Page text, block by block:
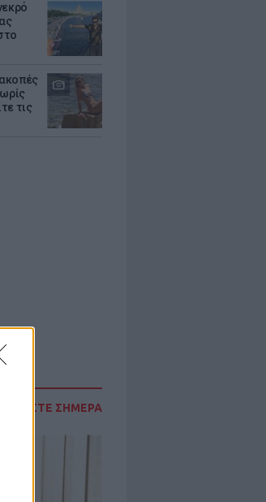
τις
ΔΙΑΒΑΣΤΕ ΣΗΜΕΡΑ